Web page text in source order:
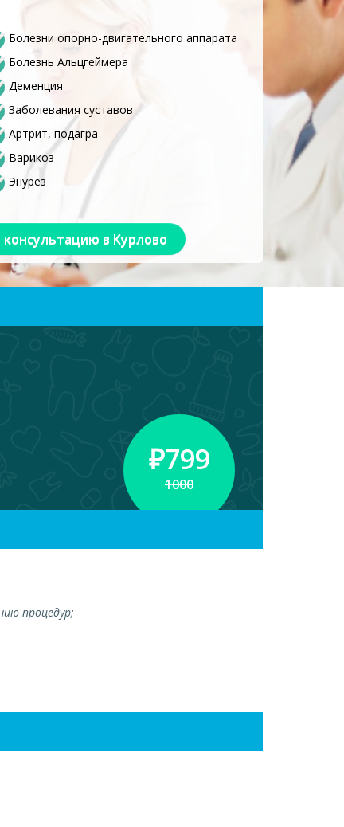
Болезни опорно-двигательного аппарата
Болезнь Альцгеймера
Деменция
Заболевания суставов
Артрит, подагра
Варикоз
Энурез
в Курлово
₽799
1000
процедур;